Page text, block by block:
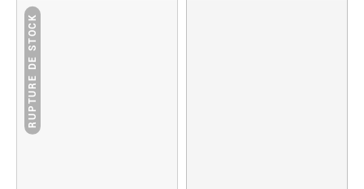
RUPTURE DE STOCK